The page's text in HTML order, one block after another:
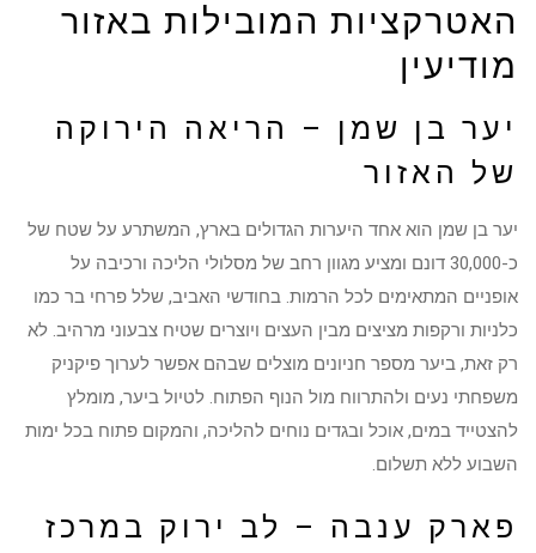
האטרקציות המובילות באזור
מודיעין
יער בן שמן – הריאה הירוקה
של האזור
יער בן שמן הוא אחד היערות הגדולים בארץ, המשתרע על שטח של
כ-30,000 דונם ומציע מגוון רחב של מסלולי הליכה ורכיבה על
אופניים המתאימים לכל הרמות. בחודשי האביב, שלל פרחי בר כמו
כלניות ורקפות מציצים מבין העצים ויוצרים שטיח צבעוני מרהיב. לא
רק זאת, ביער מספר חניונים מוצלים שבהם אפשר לערוך פיקניק
משפחתי נעים ולהתרווח מול הנוף הפתוח. לטיול ביער, מומלץ
להצטייד במים, אוכל ובגדים נוחים להליכה, והמקום פתוח בכל ימות
השבוע ללא תשלום.
פארק ענבה – לב ירוק במרכז